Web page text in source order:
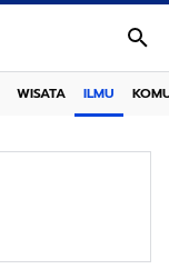
WISATA ILMU